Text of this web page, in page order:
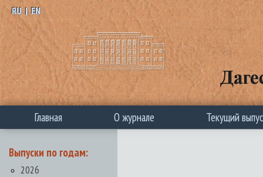
RU | EN
Главная О журнале Текущий
Выпуски по годам:
2026